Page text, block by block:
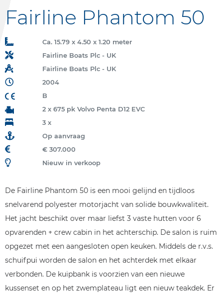
Fairline Phantom 50
Ca. 15.79 x 4.50 x 1.20 meter
Fairline Boats Plc - UK
Fairline Boats Plc - UK
2004
B
2 x 675 pk Volvo Penta D12 EVC
3 x
Op aanvraag
€ 307.000
Nieuw in verkoop
De Fairline Phantom 50 is een mooi gelijnd en tijdloos
snelvarend polyester motorjacht van solide bouwkwaliteit.
Het jacht beschikt over maar liefst 3 vaste hutten voor 6
opvarenden + crew cabin in het achterschip. De salon is ruim
opgezet met een aangesloten open keuken. Middels de r.v.s.
schuifpui worden de salon en het achterdek met elkaar
verbonden. De kuipbank is voorzien van een nieuwe
kussenset en op het zwemplateau ligt een nieuw teakdek. Er